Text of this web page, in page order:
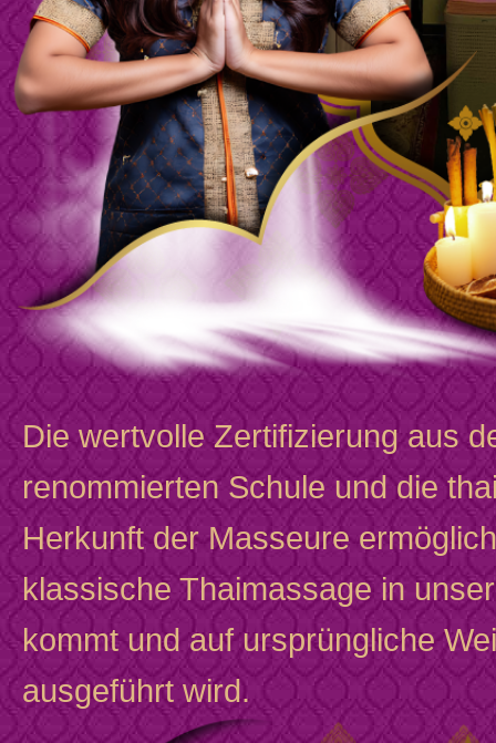
Die wertvolle Zertifizierung aus
renommierten Schule und die
Herkunft der Masseure
klassische Thaimassage in
kommt und auf ursprüngliche
ausgeführt wird.